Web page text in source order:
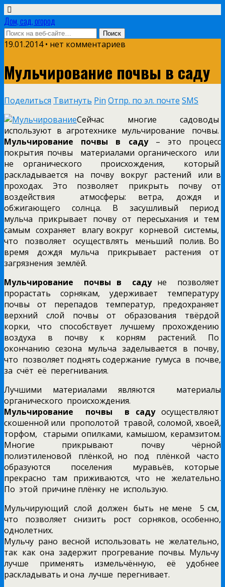
Дом, сад, огород
19.01.2014 • нет комментариев
Мульчирование почвы в саду
Поделиться Твитнуть Pin Отпр. по эл. почте SMS
Сейчас многие садоводы
используют в агротехнике мульчирование почвы.
Мульчирование почвы в саду– это процесс
покрытия почвы материалами органического или
не органического происхождения, который
раскладывается на почву вокруг растений или в
проходах. Это
позволяет прикрыть почву от
воздействия атмосферы: ветра, дождя и
обжигающего солнца. В засушливый период
мульча прикрывает почву от пересыхания и тем
самым сохраняет влагу вокруг корневой системы,
что позволяет осуществлять меньший полив. Во
время дождя мульча прикрывает растения от
загрязнения землёй.
Мульчирование почвы в садуне позволяет
прорастать сорнякам, удерживает температуру
почвы от перепадов температур, предохраняет
верхний слой почвы от образования твёрдой
корки, что способствует лучшему прохождению
воздуха в почву к корням растений. По
окончанию сезона мульча заделывается в почву,
что позволяет поднять содержание гумуса в почве,
за счёт её перегнивания.
Лучшими материалами являются материалы
органического происхождения.
Мульчирование почвы в садуосуществляют
скошенной или прополотой травой, соломой, хвоей,
торфом, старыми опилками, камышом, керамзитом.
Многие прикрывают почву чёрной
полиэтиленовой плёнкой, но под плёнкой часто
образуются поселения муравьёв, которые
прекрасно там приживаются, что не желательно.
По этой причине плёнку не использую.
Мульчирующий слой должен быть не мене 5 см,
что позволяет снизить рост сорняков, особенно,
однолетних.
Мульчу рано весной использовать не желательно,
так как она задержит прогревание почвы. Мульчу
лучше применять измельчённую, её удобнее
раскладывать и она лучше перегнивает.